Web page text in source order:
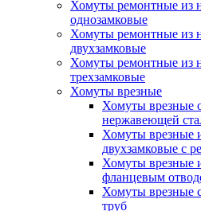
Хомуты ремонтные из
однозамковые
Хомуты ремонтные из
двухзамковые
Хомуты ремонтные из
трехзамковые
Хомуты врезные
Хомуты врезные
нержавеющей
Хомуты врезные
двухзамковые с
Хомуты врезные
фланцевым
Хомуты
труб